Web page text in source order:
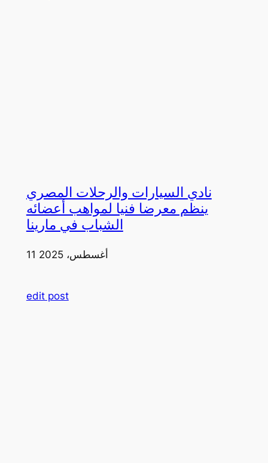
نادي السيارات والرحلات المصري
ينظم معرضا فنيا لمواهب أعضائه
الشباب في مارينا
11 أغسطس، 2025
edit post